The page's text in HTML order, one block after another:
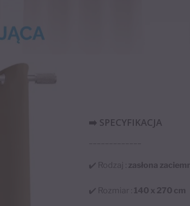
➡️ SPECYFIKACJA
✔️ Rodzaj : zasłona
✔️ Rozmiar : 140 x 270 cm